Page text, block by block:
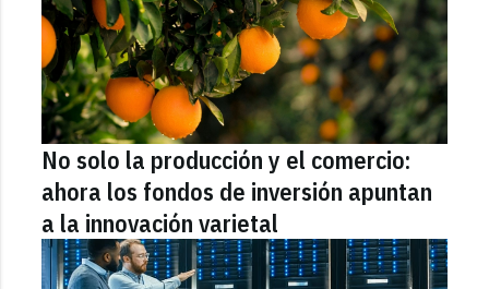
No solo la producción y el comercio:
ahora los fondos de inversión apuntan
a la innovación varietal